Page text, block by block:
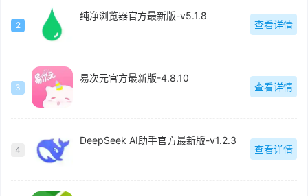
2
纯净浏览器官方最新版-v5.1.8
查看详情
3
易次元官方最新版-4.8.10
查看详情
4
DeepSeek AI助手官方最新版-v1.2.3
查看详情